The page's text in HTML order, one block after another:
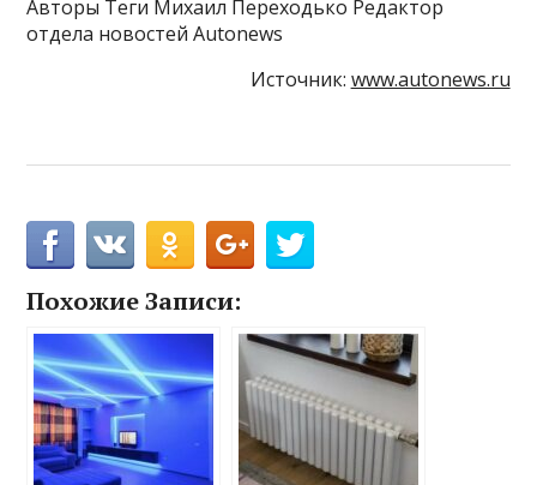
Авторы Теги Михаил Переходько Редактор
отдела новостей Autonews
Источник: www.autonews.ru
Похожие Записи: